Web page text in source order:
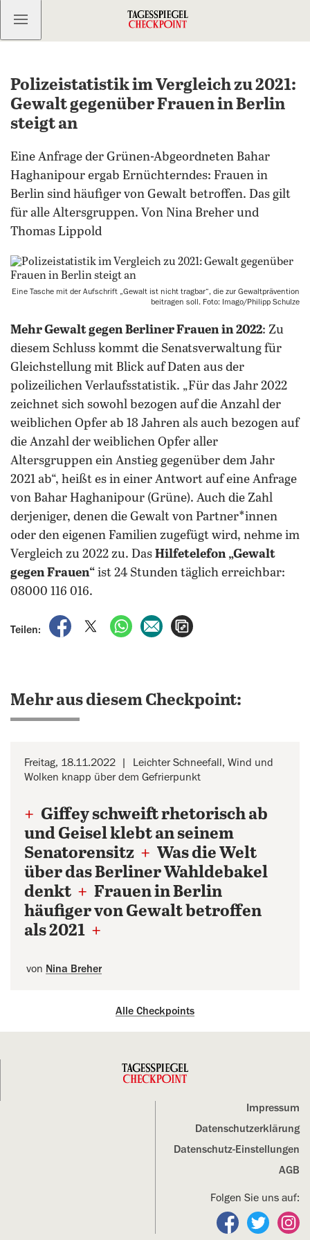
Kostenlos anmelden
Polizeistatistik im Vergleich zu 2021:
Gewalt gegenüber Frauen in Berlin
steigt an
Eine Anfrage der Grünen-Abgeordneten Bahar
Haghanipour ergab Ernüchterndes: Frauen in
Berlin sind häufiger von Gewalt betroffen. Das gilt
für alle Altersgruppen. Von Nina Breher und
Thomas Lippold
Eine Tasche mit der Aufschrift „Gewalt ist nicht tragbar“, die zur Gewaltprävention
beitragen soll. Foto: Imago/Philipp Schulze
Mehr Gewalt gegen Berliner Frauen in 2022: Zu
diesem Schluss kommt die Senatsverwaltung für
Gleichstellung mit Blick auf Daten aus der
polizeilichen Verlaufsstatistik. „Für das Jahr 2022
zeichnet sich sowohl bezogen auf die Anzahl der
weiblichen Opfer ab 18 Jahren als auch bezogen auf
die Anzahl der weiblichen Opfer aller
Altersgruppen ein Anstieg gegenüber dem Jahr
2021 ab“, heißt es in einer Antwort auf eine Anfrage
von Bahar Haghanipour (Grüne). Auch die Zahl
derjeniger, denen die Gewalt von Partner*innen
oder den eigenen Familien zugefügt wird, nehme im
Vergleich zu 2022 zu. Das Hilfetelefon „Gewalt
gegen Frauen“ ist 24 Stunden täglich erreichbar:
08000 116 016.
Teilen:
auf Facebook teilen
auf X teilenper WhatsApp teilen
per E-Mail teilen
Mehr aus diesem Checkpoint:
Freitag, 18.11.2022
Leichter Schneefall, Wind und
Wolken knapp über dem Gefrierpunkt
+ Giffey schweift rhetorisch ab
und Geisel klebt an seinem
Senatorensitz + Was die Welt
über das Berliner Wahldebakel
denkt + Frauen in Berlin
häufiger von Gewalt betroffen
als 2021 +
von Nina Breher
Alle Checkpoints
Impressum
Datenschutz­erklärung
Datenschutz-Einstellungen
AGB
Folgen Sie uns auf:
Folgen Sie